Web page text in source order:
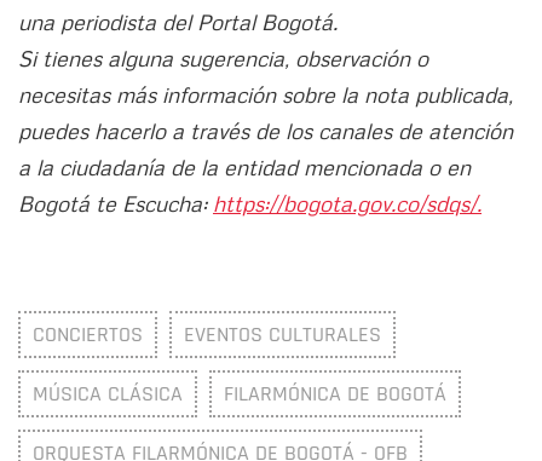
una periodista del Portal Bogotá.
Si tienes alguna sugerencia, observación o
necesitas más información sobre la nota publicada,
puedes hacerlo a través de los canales de atención
a la ciudadanía de la entidad mencionada o en
Bogotá te Escucha: https://bogota.gov.co/sdqs/.
CONCIERTOS EVENTOS CULTURALES
MÚSICA CLÁSICA FILARMÓNICA DE BOGOTÁ
ORQUESTA FILARMÓNICA DE BOGOTÁ - OFB